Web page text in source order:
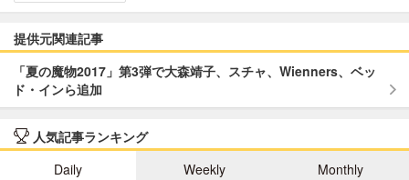
提供元関連記事
「夏の魔物2017」第3弾で大森靖子、スチャ、Wienners、ベッ
ド・インら追加
人気記事ランキング
Daily
Weekly Monthly